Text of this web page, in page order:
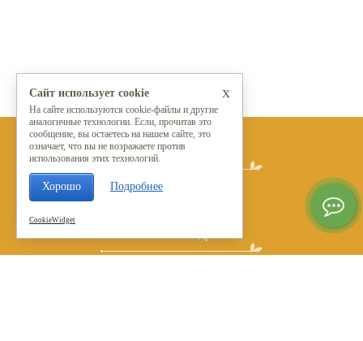
Мы в социальных сетях
x
Сайт использует cookie
На сайте используются cookie-файлы и другие
аналогичные технологии. Если, прочитав это
сообщение, вы остаетесь на нашем сайте, это
означает, что вы не возражаете против
использования этих технологий.
Хорошо Подробнее
CookieWidget